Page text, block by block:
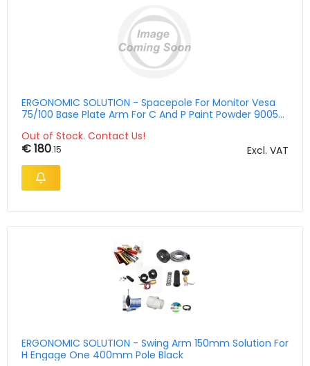
ERGONOMIC SOLUTION - Spacepole For Monitor Vesa
75/100 Base Plate Arm For C And P Paint Powder 9005-s
Out of Stock. Contact Us!
€ 180.15 Excl. VAT
ERGONOMIC SOLUTION - Swing Arm 150mm Solution For
H Engage One 400mm Pole Black